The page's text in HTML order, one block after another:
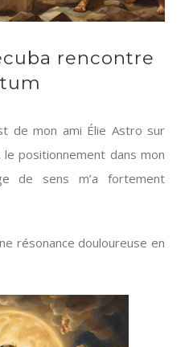
rencontre
de mon ami Élie Astro sur
le positionnement dans mon
de sens m’a fortement
résonance douloureuse en